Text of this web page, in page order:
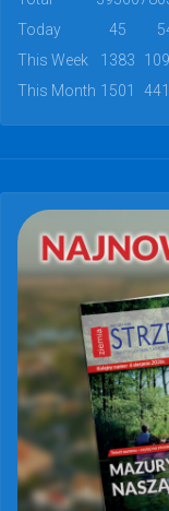
Today
45
This Week
1383
This Month 1501